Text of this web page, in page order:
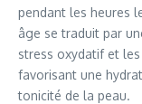
pendant les heures
âge se traduit par
stress oxydatif et
favorisant une
tonicité de la peau.